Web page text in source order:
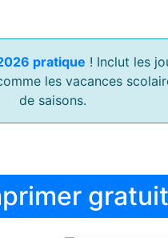
pratique ! Inclut les
les vacances
de saisons.